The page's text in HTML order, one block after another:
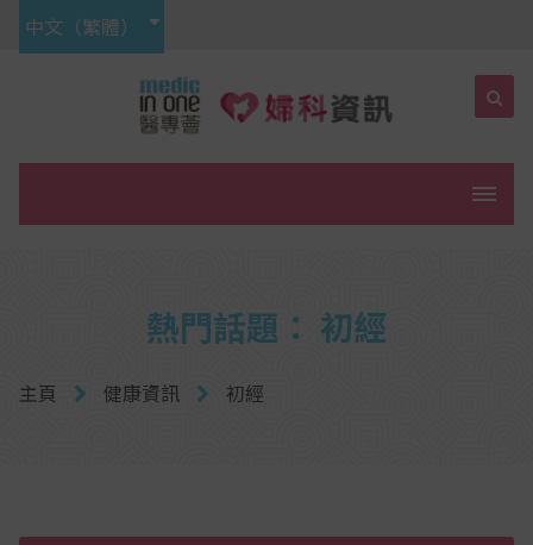
中文（繁體）
熱門話題： 初經
主頁 健康資訊 初經